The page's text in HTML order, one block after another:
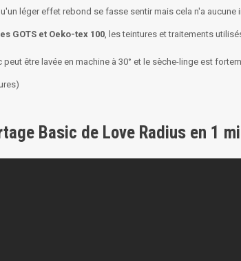
léger effet rebond se fasse sentir mais cela n'a aucune
GOTS et Oeko-tex 100, les teintures et traitements
être lavée en machine à 30° et le sèche-linge est
Basic de Love Radius en 1